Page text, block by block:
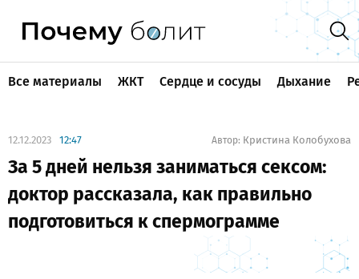
Все материалы ЖКТ Сердце и сосуды Дыхание
12.12.2023 12:47 Автор: Кристина Колобухова
За 5 дней нельзя заниматься сексом:
доктор рассказала, как правильно
подготовиться к спермограмме